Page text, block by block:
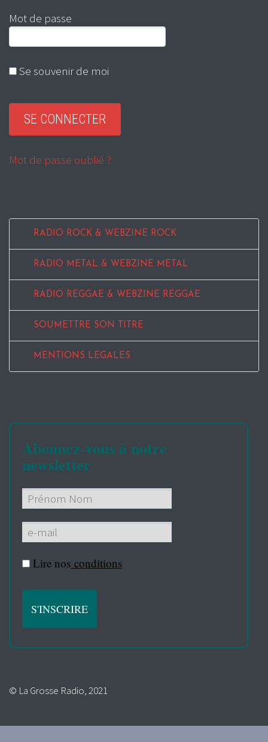
Mot de passe
Se souvenir de moi
Mot de passe oublié ?
RADIO ROCK & WEBZINE ROCK
RADIO METAL & WEBZINE METAL
RADIO REGGAE & WEBZINE REGGAE
SOUMETTRE SON TITRE
MENTIONS LEGALES
Abonnez-vous à notre
newsletter
Lire nos conditions
© La Grosse Radio, 2021